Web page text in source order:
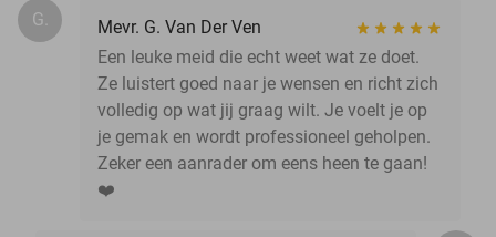
G.
Mevr. G. Van Der Ven
Een leuke meid die echt weet wat ze doet.
Ze luistert goed naar je wensen en richt zich
volledig op wat jij graag wilt. Je voelt je op
je gemak en wordt professioneel geholpen.
Zeker een aanrader om eens heen te gaan!
❤️